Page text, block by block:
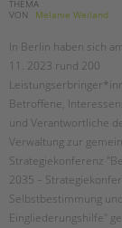
PROFIL |
Bereiche im
Kinder- und
Unsere Videos
Gesellschafter
tandem
KARRIERE
Stellenangebote
THEMA
VON
Melanie Weiland
In Berlin haben sich
11. 2023 rund 200
Betroffene,
und Verantwortliche
Verwaltung zur
Strategiekonferenz
2035 –
Selbstbestimmung und
Eingliederungshilfe"